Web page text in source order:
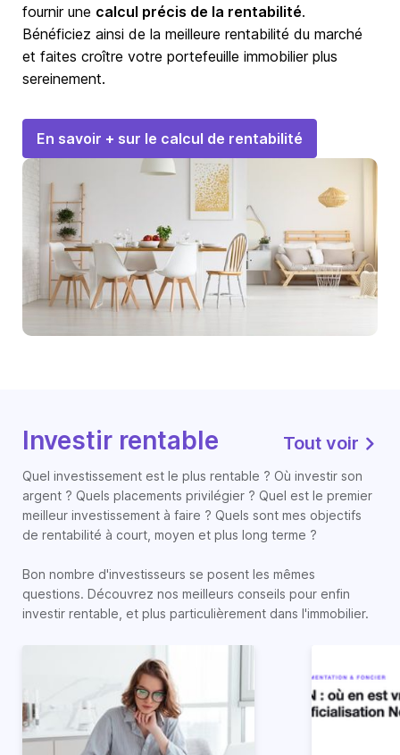
fournir une calcul précis de la rentabilité.
Bénéficiez ainsi de la meilleure rentabilité du marché
et faites croître votre portefeuille immobilier plus
sereinement.
En savoir + sur le calcul de rentabilité
Investir rentable Tout voir
Quel investissement est le plus rentable ? Où investir son
argent ? Quels placements privilégier ? Quel est le premier
meilleur investissement à faire ? Quels sont mes objectifs
de rentabilité à court, moyen et plus long terme ?
Bon nombre d'investisseurs se posent les mêmes
questions. Découvrez nos meilleurs conseils pour enfin
investir rentable, et plus particulièrement dans l'immobilier.